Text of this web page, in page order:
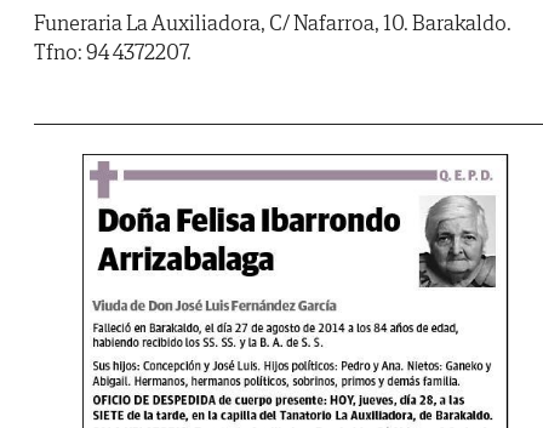
Funeraria La Auxiliadora, C/ Nafarroa, 10. Barakaldo.
Tfno: 94 4372207.